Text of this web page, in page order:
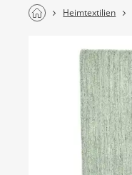
Heimtextilien